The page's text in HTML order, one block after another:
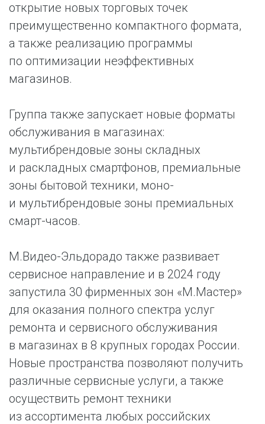
открытие новых торговых точек
преимущественно компактного формата,
а также реализацию программы
по оптимизации неэффективных
магазинов.
Группа также запускает новые форматы
обслуживания в магазинах:
мультибрендовые зоны складных
и раскладных смартфонов, премиальные
зоны бытовой техники, моно-
и мультибрендовые зоны премиальных
смарт-часов.
М.Видео-Эльдорадо также развивает
сервисное направление и в 2024 году
запустила 30 фирменных зон «М.Мастер»
для оказания полного спектра услуг
ремонта и сервисного обслуживания
в магазинах в 8 крупных городах России.
Новые пространства позволяют получить
различные сервисные услуги, а также
осуществить ремонт техники
из ассортимента любых российских